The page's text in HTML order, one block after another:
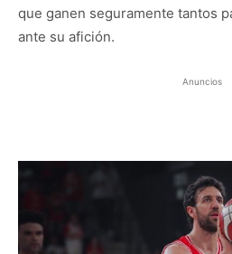
que ganen seguramente tantos
ante su afición.
Anuncios